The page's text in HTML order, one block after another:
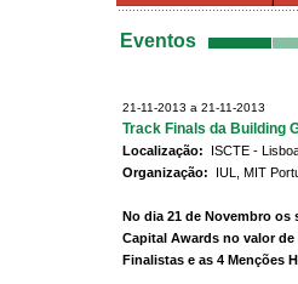
Eventos
21-11-2013 a 21-11-2013
Track Finals da Building
Localização: ISCTE -
Organização: IUL, MIT
No dia 21 de Novembro os
Capital Awards no valor
Finalistas e as 4 Menções